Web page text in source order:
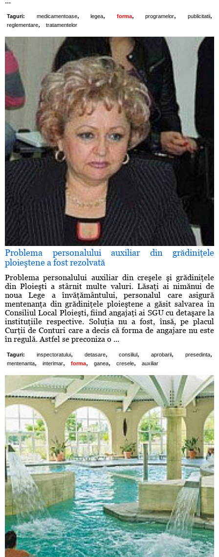
Taguri: medicamentoase, legea, forma, programelor, publicitatii,
reglementare, tratamentelor
Problema personalului auxiliar din grădiniţele
ploieştene a fost rezolvată
Problema personalului auxiliar din creşele şi grădiniţele
din Ploieşti a stârnit multe valuri. Lăsaţi ai nimănui de
noua Lege a învăţământului, personalul care asigură
mentenanţa din grădiniţele ploieştene a găsit salvarea în
Consiliul Local Ploieşti, fiind angajaţi ai SGU cu detaşare la
instituţiile respective. Soluţia nu a fost, însă, pe placul
Curţii de Conturi care a decis că forma de angajare nu este
în regulă. Astfel se preconiza o ...
Taguri: inspectoratului, detasare, consiliul , aprobarii, presedinta,
mentenanta, interimar, forma, ganea, cresele, auxiliar